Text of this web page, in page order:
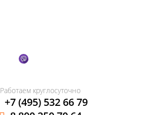
Работаем круглосуточно
+7 (495) 532 66 79